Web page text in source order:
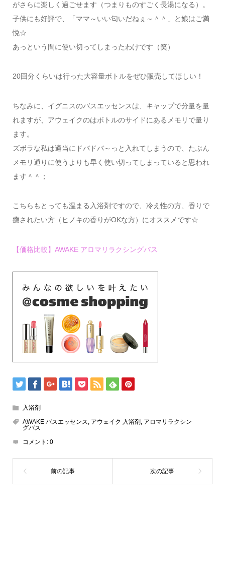
がさらに楽しく過ごせます（つまりものすごく長湯になる）。
子供にも好評で、「ママ～いい匂いだねぇ～＾＾」と娘はご満
悦☆
あっという間に使い切ってしまったわけです（笑）
20回分くらいは行った大容量ボトルをぜひ販売してほしい！
ちなみに、イグニスのバスエッセンスは、キャップで分量を量
れますが、アウェイクのはボトルのサイドにあるメモリで量り
ます。
ズボラな私は適当にドバドバ～っと入れてしまうので、たぶん
メモリ通りに使うよりも早く使い切ってしまっていると思われ
ます＾＾；
こちらもとっても温まる入浴剤ですので、冷え性の方、香りで
癒されたい方（ヒノキの香りがOKな方）にオススメです☆
【価格比較】AWAKE アロマリラクシングバス
入浴剤
AWAKE バスエッセンス, アウェイク 入浴剤 , アロマリラクシン
グバス
コメント: 0